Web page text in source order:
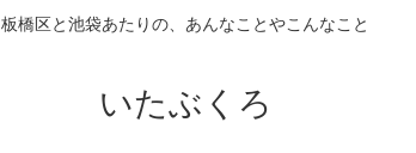
板橋区と池袋あたりの、あんなことやこんなこと
いたぶくろ